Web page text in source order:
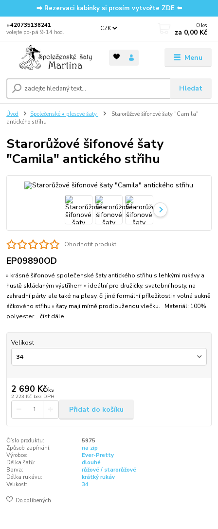
➡️ Rezervaci kabinky si prosím vytvořte ZDE ⬅️
Menu
CZK
Hledat
‭+420735138241
volejte po-pá 9-14 hod.
0 ks
za 0,00 Kč
Úvod Společenské • plesové šaty
Starorůžové šifonové šaty "Camila"
antického střihu
Starorůžové šifonové šaty
"Camila" antického střihu
Ohodnotit produkt
EP09890OD
» krásné šifonové společenské šaty antického střihu s lehkými rukávy a
hustě skládaným výstřihem » ideální pro družičky, svatební hosty, na
zahradní párty, ale také na plesy, či jiné formální příležitosti » volná sukně
áčkového střihu » šaty mají mírně prodlouženou vlečku. Materiál: 100%
polyester...číst dále
Velikost
2 690 Kč/ks
2 223 Kč bez DPH
Přidat do košíku
Číslo produktu:
5975
Způsob zapínání:
na zip
Výrobce:
Ever-Pretty
Délka šatů:
dlouhé
Barva:
růžové / starorůžové
Délka rukávu:
krátký rukáv
Velikost:
34
Do oblíbených